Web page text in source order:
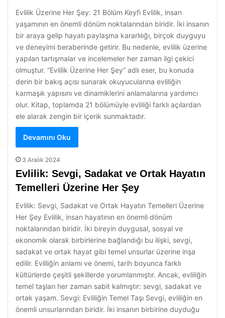
Evlilik Üzerine Her Şey: 21 Bölüm Keyfi Evlilik, insan
yaşamının en önemli dönüm noktalarından biridir. İki insanın
bir araya gelip hayatı paylaşma kararlılığı, birçok duyguyu
ve deneyimi beraberinde getirir. Bu nedenle, evlilik üzerine
yapılan tartışmalar ve incelemeler her zaman ilgi çekici
olmuştur. “Evlilik Üzerine Her Şey” adlı eser, bu konuda
derin bir bakış açısı sunarak okuyucularına evliliğin
karmaşık yapısını ve dinamiklerini anlamalarına yardımcı
olur. Kitap, toplamda 21 bölümüyle evliliği farklı açılardan
ele alarak zengin bir içerik sunmaktadır.
Devamını Oku
3 Aralık 2024
Evlilik: Sevgi, Sadakat ve Ortak Hayatın
Temelleri Üzerine Her Şey
Evlilik: Sevgi, Sadakat ve Ortak Hayatın Temelleri Üzerine
Her Şey Evlilik, insan hayatının en önemli dönüm
noktalarından biridir. İki bireyin duygusal, sosyal ve
ekonomik olarak birbirlerine bağlandığı bu ilişki, sevgi,
sadakat ve ortak hayat gibi temel unsurlar üzerine inşa
edilir. Evliliğin anlamı ve önemi, tarih boyunca farklı
kültürlerde çeşitli şekillerde yorumlanmıştır. Ancak, evliliğin
temel taşları her zaman sabit kalmıştır: sevgi, sadakat ve
ortak yaşam. Sevgi: Evliliğin Temel Taşı Sevgi, evliliğin en
önemli unsurlarından biridir. İki insanın birbirine duyduğu